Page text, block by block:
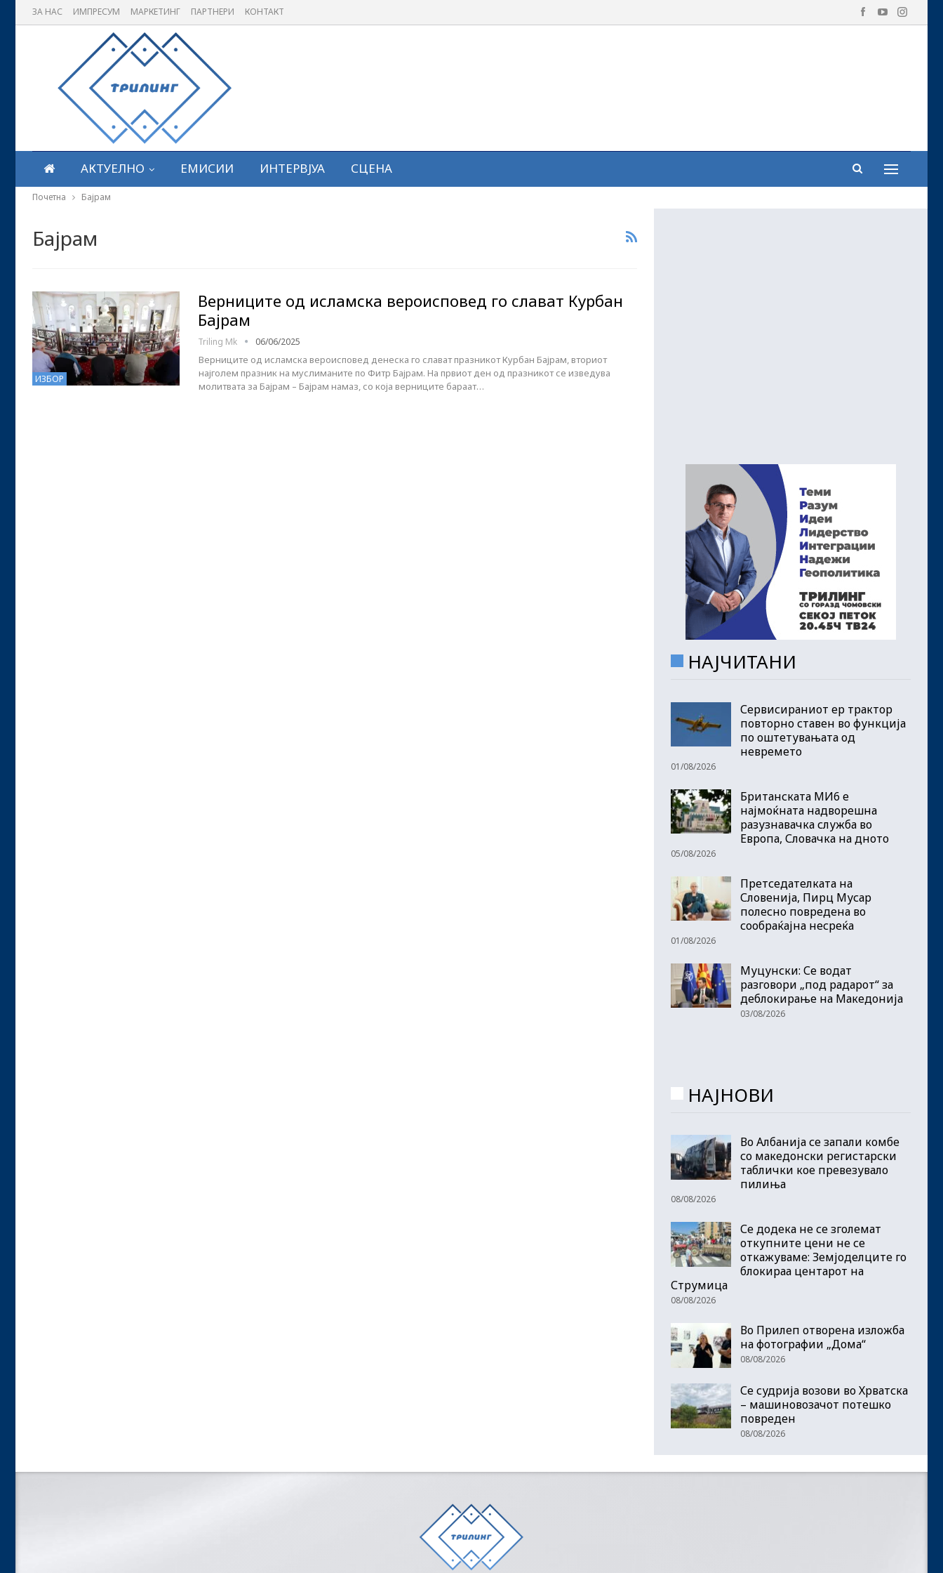
ЗА НАС ИМПРЕСУМ МАРКЕТИНГ ПАРТНЕРИ КОНТАКТ
АКТУЕЛНО ЕМИСИИ ИНТЕРВЈУА СЦЕНА
Почетна Бајрам
Бајрам
ИЗБОР
Верниците од исламска вероисповед го слават Курбан
Бајрам
Triling Mk 06/06/2025
Верниците од исламска вероисповед денеска го слават празникот Курбан Бајрам, вториот
најголем празник на муслиманите по Фитр Бајрам. На првиот ден од празникот се изведува
молитвата за Бајрам – Бајрам намаз, со која верниците бараат…
НАЈЧИТАНИ
Сервисираниот ер трактор
повторно ставен во функција
по оштетувањата од
невремето
01/08/2026
Британската МИ6 е
најмоќната надворешна
разузнавачка служба во
Европа, Словачка на дното
05/08/2026
Претседателката на
Словенија, Пирц Мусар
полесно повредена во
сообраќајна несреќа
01/08/2026
Муцунски: Се водат
разговори „под радарот“ за
деблокирање на Македонија
03/08/2026
НАЈНОВИ
Во Албанија се запали комбе
со македонски регистарски
таблички кое превезувало
пилиња
08/08/2026
Се додека не се зголемат
откупните цени не се
откажуваме: Земјоделците го
блокираа центарот на
Струмица
08/08/2026
Во Прилеп отворена изложба
на фотографии „Дома“
08/08/2026
Се судрија возови во Хрватска
– машиновозачот потешко
повреден
08/08/2026